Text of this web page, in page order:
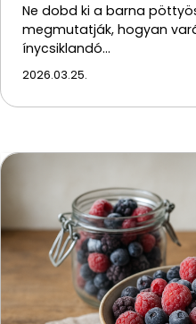
Ne dobd ki a barna
megmutatják, hogyan
ínycsiklandó…
2026.03.25.